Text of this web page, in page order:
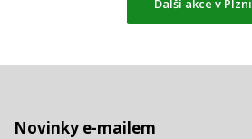
Další akce v Plzni
Novinky e-mailem